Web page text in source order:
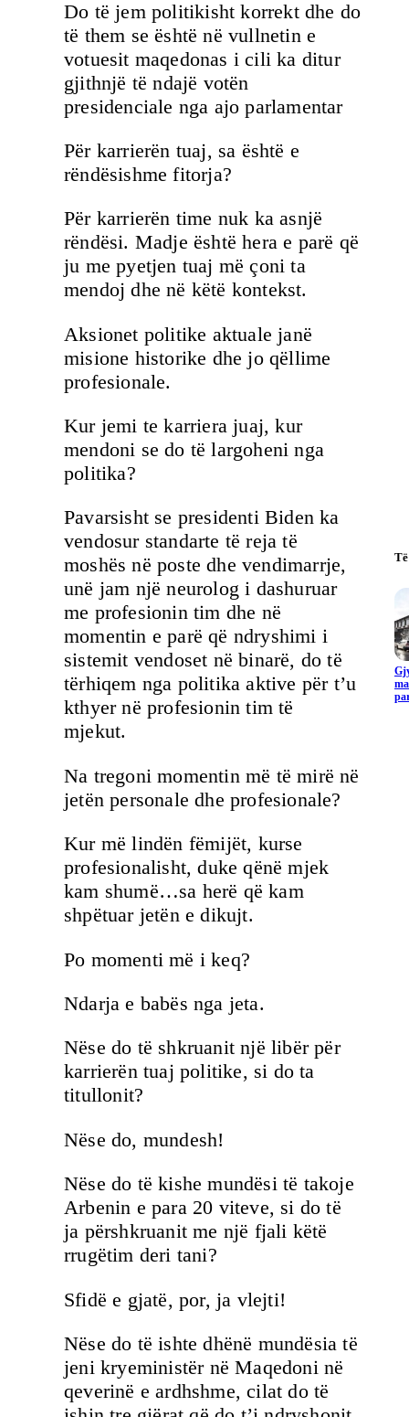
Do të jem politikisht korrekt dhe do
të them se është në vullnetin e
votuesit maqedonas i cili ka ditur
gjithnjë të ndajë votën
presidenciale nga ajo parlamentar
Për karrierën tuaj, sa është e
rëndësishme fitorja?
Për karrierën time nuk ka asnjë
rëndësi. Madje është hera e parë që
ju me pyetjen tuaj më çoni ta
mendoj dhe në këtë kontekst.
Aksionet politike aktuale janë
misione historike dhe jo qëllime
profesionale.
Kur jemi te karriera juaj, kur
mendoni se do të largoheni nga
politika?
Pavarsisht se presidenti Biden ka
vendosur standarte të reja të
moshës në poste dhe vendimarrje,
unë jam një neurolog i dashuruar
me profesionin tim dhe në
momentin e parë që ndryshimi i
sistemit vendoset në binarë, do të
tërhiqem nga politika aktive për t’u
kthyer në profesionin tim të
mjekut.
Na tregoni momentin më të mirë në
jetën personale dhe profesionale?
Kur më lindën fëmijët, kurse
profesionalisht, duke qënë mjek
kam shumë…sa herë që kam
shpëtuar jetën e dikujt.
Po momenti më i keq?
Ndarja e babës nga jeta.
Nëse do të shkruanit një libër për
karrierën tuaj politike, si do ta
titullonit?
Nëse do, mundesh!
Nëse do të kishe mundësi të takoje
Arbenin e para 20 viteve, si do të
ja përshkruanit me një fjali këtë
rrugëtim deri tani?
Sfidë e gjatë, por, ja vlejti!
Nëse do të ishte dhënë mundësia të
jeni kryeministër në Maqedoni në
qeverinë e ardhshme, cilat do të